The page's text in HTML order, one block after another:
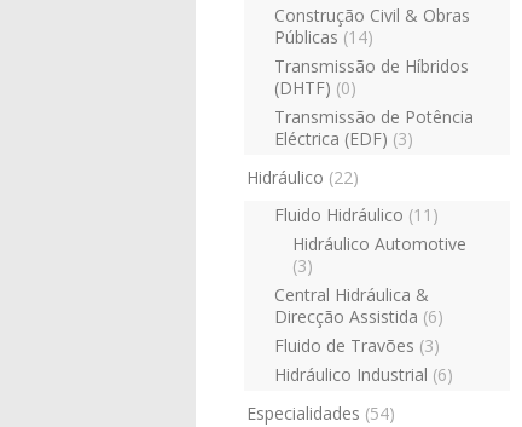
Construção Civil & Obras
Públicas (14)
Transmissão de Híbridos
(DHTF) (0)
Transmissão de Potência
Eléctrica (EDF) (3)
Hidráulico (22)
Fluido Hidráulico (11)
Hidráulico Automotive
(3)
Central Hidráulica &
Direcção Assistida (6)
Fluido de Travões (3)
Hidráulico Industrial (6)
Especialidades (54)